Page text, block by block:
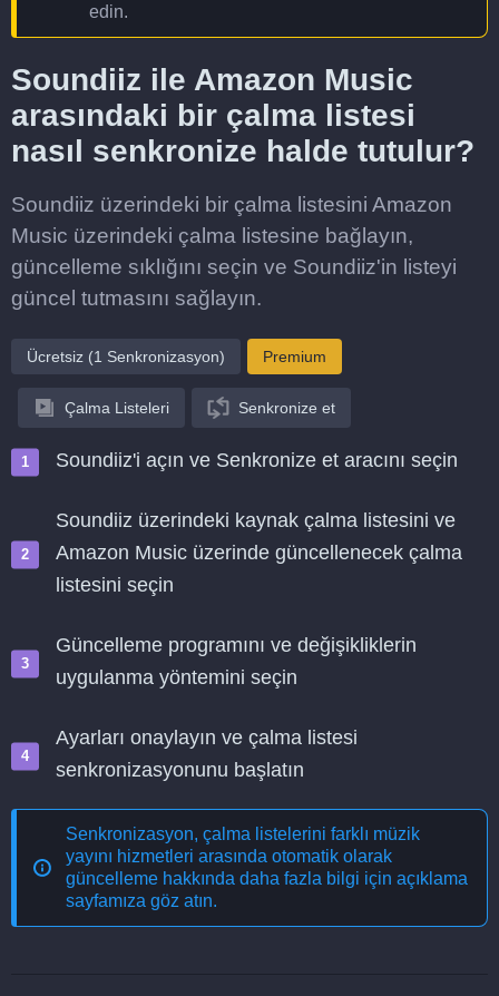
edin.
Soundiiz ile Amazon Music
arasındaki bir çalma listesi
nasıl senkronize halde tutulur?
Soundiiz üzerindeki bir çalma listesini Amazon
Music üzerindeki çalma listesine bağlayın,
güncelleme sıklığını seçin ve Soundiiz'in listeyi
güncel tutmasını sağlayın.
Ücretsiz (1 Senkronizasyon) Premium
Çalma Listeleri Senkronize et
Soundiiz'i açın ve Senkronize et aracını seçin
Soundiiz üzerindeki kaynak çalma listesini ve
Amazon Music üzerinde güncellenecek çalma
listesini seçin
Güncelleme programını ve değişikliklerin
uygulanma yöntemini seçin
Ayarları onaylayın ve çalma listesi
senkronizasyonunu başlatın
Senkronizasyon, çalma listelerini farklı müzik
yayını hizmetleri arasında otomatik olarak
güncelleme hakkında daha fazla bilgi için açıklama
sayfamıza göz atın.